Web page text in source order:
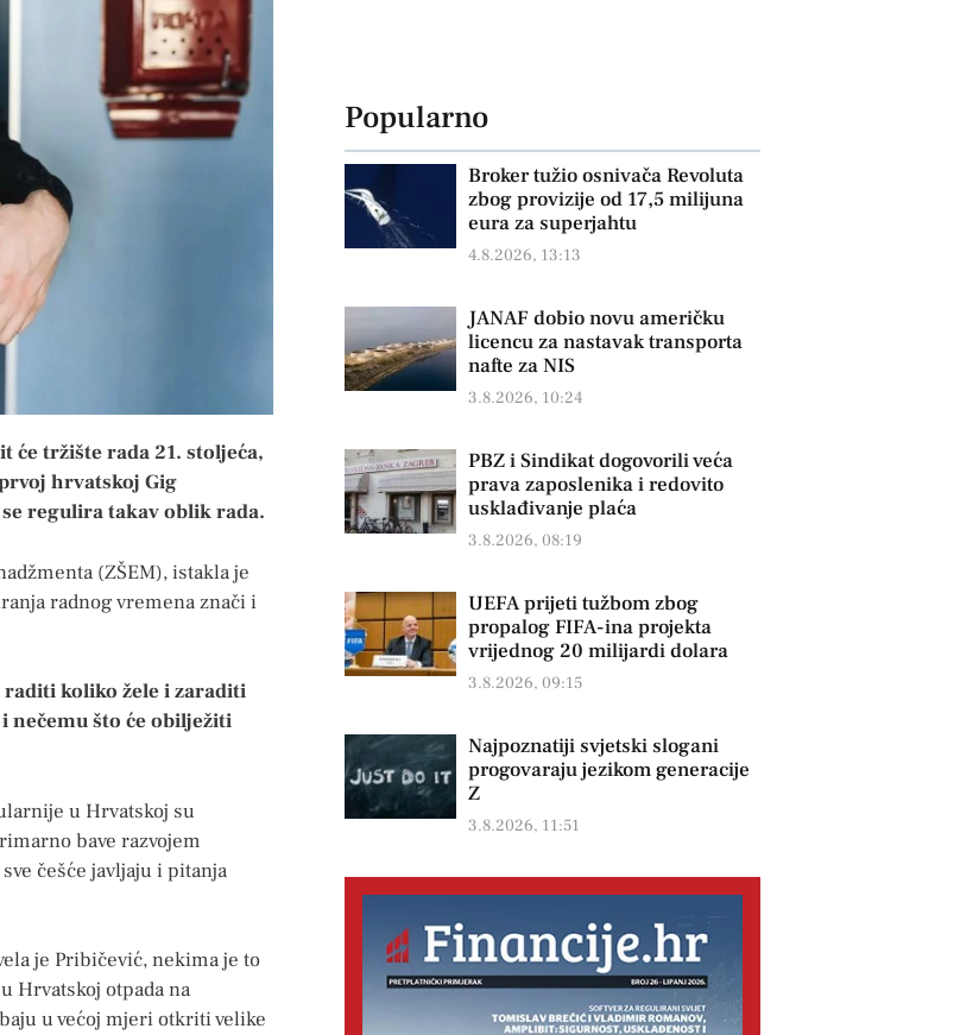
tržište rada 21. stoljeća,
hrvatskoj Gig
regulira takav oblik rada.
(ZŠEM), istakla je
radnog vremena znači i
raditi koliko žele i zaraditi
nečemu što će obilježiti
u Hrvatskoj su
bave razvojem
češće javljaju i pitanja
je Pribičević, nekima je to
Hrvatskoj otpada na
u većoj mjeri otkriti velike
Popularno
Broker tužio osnivača Revoluta
zbog provizije od 17,5 milijuna
eura za superjahtu
4.8.2026, 13:13
JANAF dobio novu američku
licencu za nastavak transporta
nafte za NIS
3.8.2026, 10:24
PBZ i Sindikat dogovorili veća
prava zaposlenika i redovito
usklađivanje plaća
3.8.2026, 08:19
UEFA prijeti tužbom zbog
propalog FIFA-ina projekta
vrijednog 20 milijardi dolara
3.8.2026, 09:15
Najpoznatiji svjetski slogani
progovaraju jezikom generacije
Z
3.8.2026, 11:51